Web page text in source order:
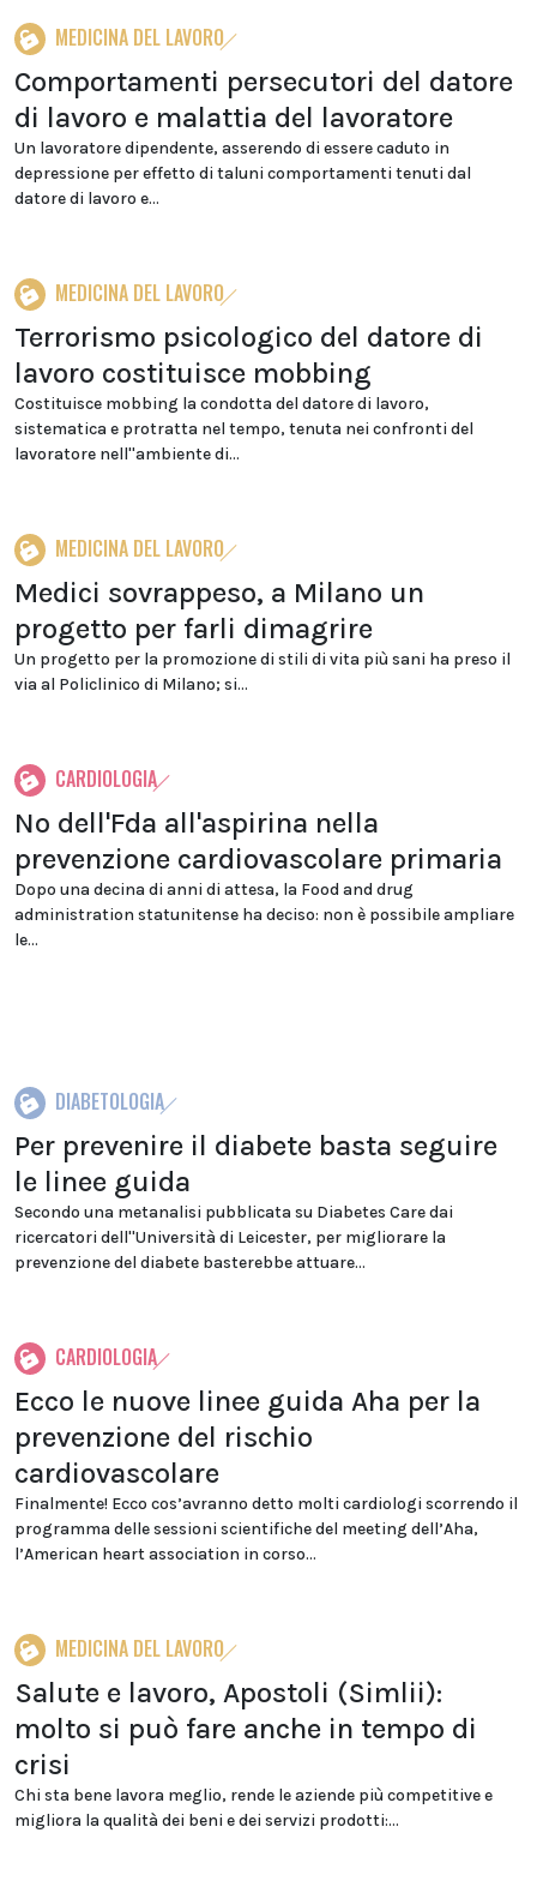
MEDICINA DEL LAVORO
Comportamenti persecutori del datore
di lavoro e malattia del lavoratore
Un lavoratore dipendente, asserendo di essere caduto in
depressione per effetto di taluni comportamenti tenuti dal
datore di lavoro e...
MEDICINA DEL LAVORO
Terrorismo psicologico del datore di
lavoro costituisce mobbing
Costituisce mobbing la condotta del datore di lavoro,
sistematica e protratta nel tempo, tenuta nei confronti del
lavoratore nell''ambiente di...
MEDICINA DEL LAVORO
Medici sovrappeso, a Milano un
progetto per farli dimagrire
Un progetto per la promozione di stili di vita più sani ha preso il
via al Policlinico di Milano; si...
CARDIOLOGIA
No dell'Fda all'aspirina nella
prevenzione cardiovascolare primaria
Dopo una decina di anni di attesa, la Food and drug
administration statunitense ha deciso: non è possibile ampliare
le...
DIABETOLOGIA
Per prevenire il diabete basta seguire
le linee guida
Secondo una metanalisi pubblicata su Diabetes Care dai
ricercatori dell''Università di Leicester, per migliorare la
prevenzione del diabete basterebbe attuare...
CARDIOLOGIA
Ecco le nuove linee guida Aha per la
prevenzione del rischio
cardiovascolare
Finalmente! Ecco cos’avranno detto molti cardiologi scorrendo il
programma delle sessioni scientifiche del meeting dell’Aha,
l’American heart association in corso...
MEDICINA DEL LAVORO
Salute e lavoro, Apostoli (Simlii):
molto si può fare anche in tempo di
crisi
Chi sta bene lavora meglio, rende le aziende più competitive e
migliora la qualità dei beni e dei servizi prodotti:...